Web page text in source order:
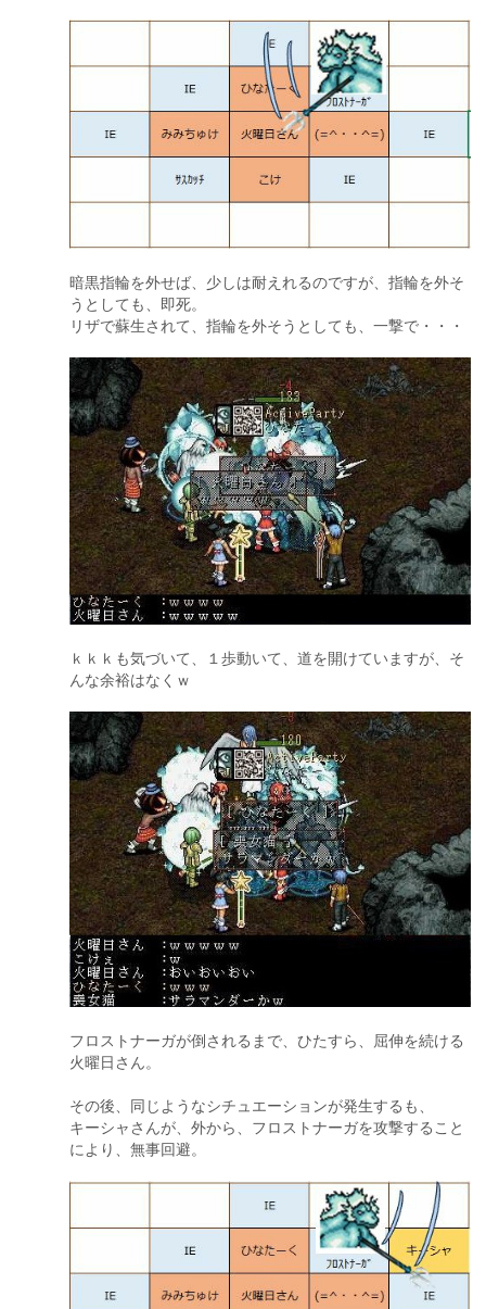
暗黒指輪を外せば、少しは耐えれるのですが、指輪を外そ
うとしても、即死。
リザで蘇生されて、指輪を外そうとしても、一撃で・・・
ｋｋｋも気づいて、１歩動いて、道を開けていますが、そ
んな余裕はなくｗ
フロストナーガが倒されるまで、ひたすら、屈伸を続ける
火曜日さん。
その後、同じようなシチュエーションが発生するも、
キーシャさんが、外から、フロストナーガを攻撃すること
により、無事回避。